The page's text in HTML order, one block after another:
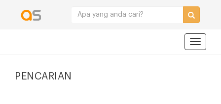
PENCARIAN